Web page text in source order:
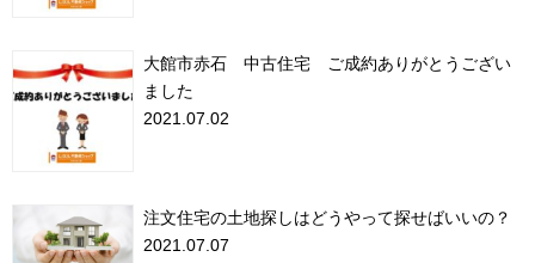
大館市赤石 中古住宅 ご成約ありがとうござい
ました
2021.07.02
注文住宅の土地探しはどうやって探せばいいの？
2021.07.07